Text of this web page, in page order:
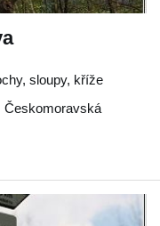
sloupy, kříže
Českomoravská